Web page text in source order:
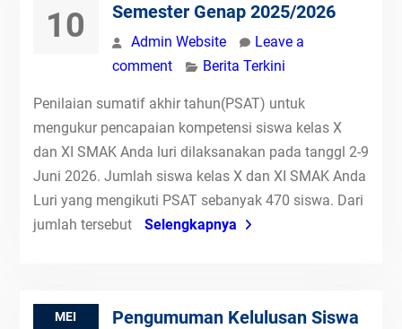
10
Semester Genap 2025/2026
Admin Website
Leave a
comment
Berita Terkini
Penilaian sumatif akhir tahun(PSAT) untuk
mengukur pencapaian kompetensi siswa kelas X
dan XI SMAK Anda luri dilaksanakan pada tanggl 2-9
Juni 2026. Jumlah siswa kelas X dan XI SMAK Anda
Luri yang mengikuti PSAT sebanyak 470 siswa. Dari
jumlah tersebut
Selengkapnya
MEI
Pengumuman Kelulusan Siswa